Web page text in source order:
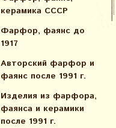
керамика СССР
Фарфор, фаянс до
1917
Авторский фарфор и
фаянс после 1991 г.
Изделия из фарфора,
фаянса и керамики
после 1991 г.